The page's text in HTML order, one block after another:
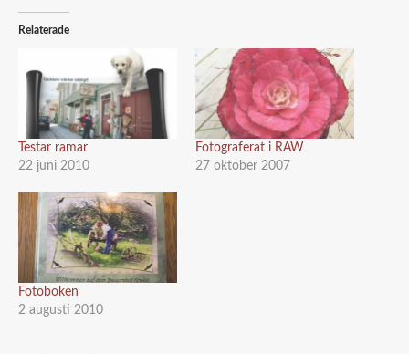
Relaterade
Testar ramar
22 juni 2010
Fotograferat i RAW
27 oktober 2007
Fotoboken
2 augusti 2010